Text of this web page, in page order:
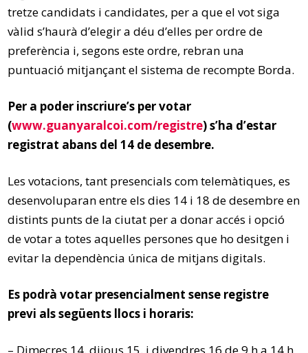
tretze candidats i candidates, per a que el vot siga
vàlid s’haurà d’elegir a déu d’elles per ordre de
preferència i, segons este ordre, rebran una
puntuació mitjançant el sistema de recompte Borda.
Per a poder inscriure’s per votar
(www.guanyaralcoi.com/registre) s’ha d’estar
registrat abans del 14 de desembre.
Les votacions, tant presencials com telemàtiques, es
desenvoluparan entre els dies 14 i 18 de desembre en
distints punts de la ciutat per a donar accés i opció
de votar a totes aquelles persones que ho desitgen i
evitar la dependència única de mitjans digitals.
Es podrà votar presencialment sense registre
previ als següents llocs i horaris:
– Dimecres 14, dijous 15, i divendres 16 de 9 h a 14 h